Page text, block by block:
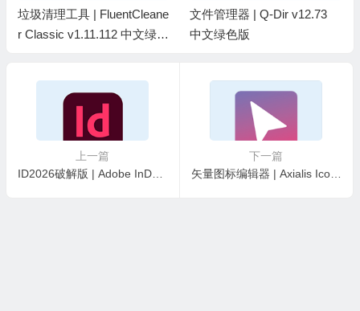
垃圾清理工具 | FluentCleane
r Classic v1.11.112 中文绿色
文件管理器 | Q-Dir v12.73
中文绿色版
上一篇
ID2026破解版 | Adobe InDesign 2026 v21.4.1.4 直装破解版
下一篇
矢量图标编辑器 | Axialis IconVectors v1.70 中文绿色便携版